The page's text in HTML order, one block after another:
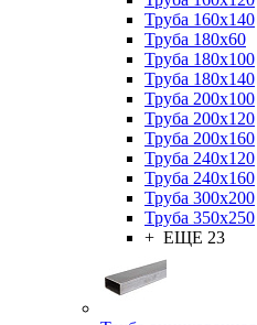
Труба 160x140
Труба 180x60
Труба 180x100
Труба 180x140
Труба 200x100
Труба 200x120
Труба 200x160
Труба 240x120
Труба 240x160
Труба 300x200
Труба 350x250
+ ЕЩЕ 23